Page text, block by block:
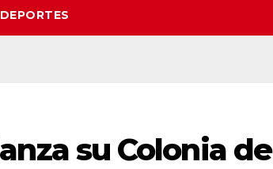
DEPORTES
su Colonia de